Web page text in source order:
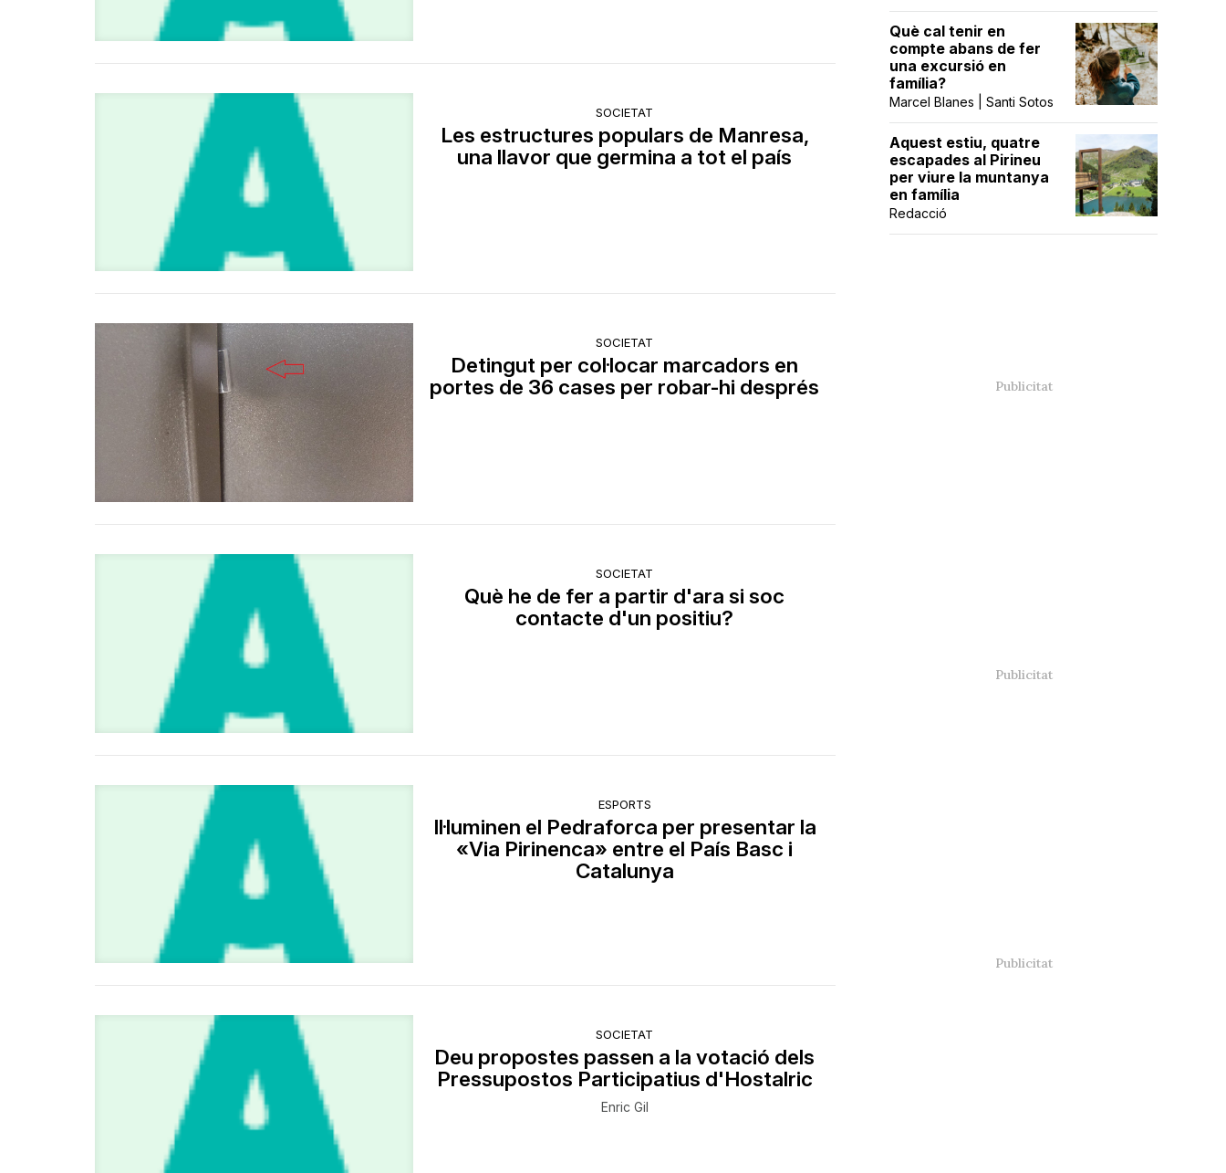
SOCIETAT
Les estructures populars de Manresa,
una llavor que germina a tot el país
SOCIETAT
Detingut per col·locar marcadors en
portes de 36 cases per robar-hi després
SOCIETAT
Què he de fer a partir d'ara si soc
contacte d'un positiu?
ESPORTS
Il·luminen el Pedraforca per presentar la
«Via Pirinenca» entre el País Basc i
Catalunya
SOCIETAT
Deu propostes passen a la votació dels
Pressupostos Participatius d'Hostalric
Enric Gil
Què cal tenir en
compte abans de fer
una excursió en
família?
Marcel Blanes | Santi Sotos
Aquest estiu, quatre
escapades al Pirineu
per viure la muntanya
en família
Redacció